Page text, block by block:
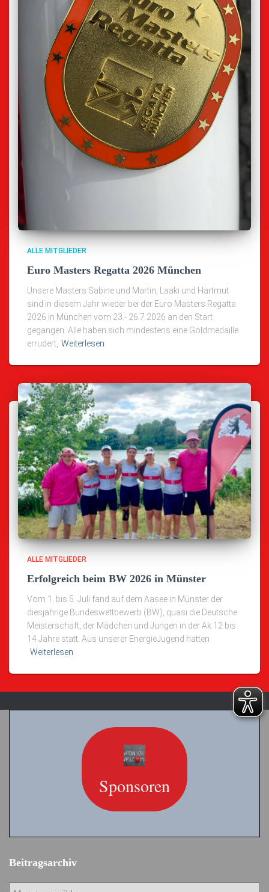
ALLE MITGLIEDER
Euro Masters Regatta 2026 München
Unsere Masters Sabine und Martin, Laaki und Hartmut
sind in diesem Jahr wieder bei der Euro Masters Regatta
2026 in München vom 23.- 26.7.2026 an den Start
gegangen. Alle haben sich mindestens eine Goldmedaille
errudert, Weiterlesen
ALLE MITGLIEDER
Erfolgreich beim BW 2026 in Münster
Vom 1. bis 5. Juli fand auf dem Aasee in Münster der
diesjährige Bundeswettbewerb (BW), quasi die Deutsche
Meisterschaft, der Mädchen und Jungen in der Ak 12 bis
14 Jahre statt. Aus unserer EnergieJugend hatten
Weiterlesen
Sponsoren
Beitragsarchiv